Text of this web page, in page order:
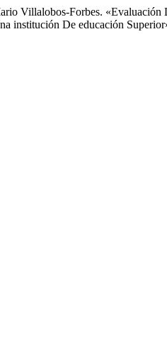
Villalobos-Forbes.
institución De educación